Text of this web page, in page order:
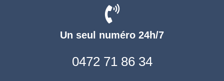
Un seul numéro 24h/7
0472 71 86 34